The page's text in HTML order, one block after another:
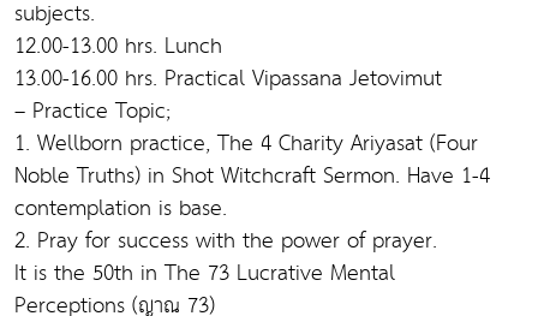
subjects.
12.00-13.00 hrs. Lunch
13.00-16.00 hrs. Practical Vipassana Jetovimut
– Practice Topic;
1. Wellborn practice, The 4 Charity Ariyasat (Four
Noble Truths) in Shot Witchcraft Sermon. Have 1-4
contemplation is base.
2. Pray for success with the power of prayer.
It is the 50th in The 73 Lucrative Mental
Perceptions (ญาณ 73)